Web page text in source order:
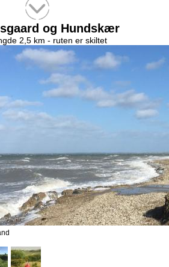
og Hundskær
2,5 km - ruten er skiltet